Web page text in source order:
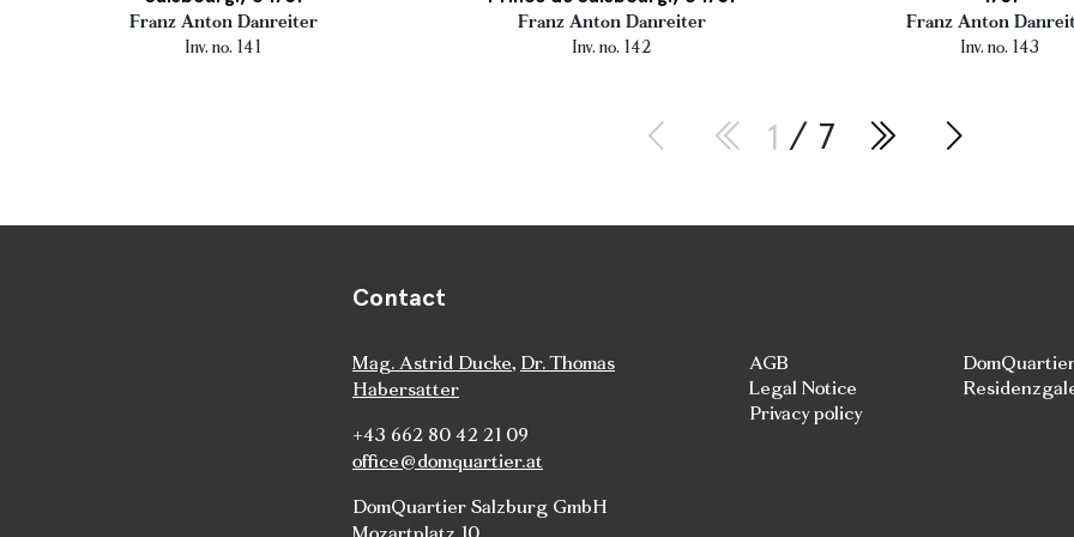
Franz Anton Danreiter
Inv. no. 141
Franz Anton Danreiter
Inv. no. 142
Franz Anton
Inv. no. 143
1 / 7
Contact
Mag. Astrid Ducke, Dr. Thomas
Habersatter
+43 662 80 42 21 09
office@domquartier.at
DomQuartier Salzburg GmbH
AGB
Legal Notice
Privacy policy